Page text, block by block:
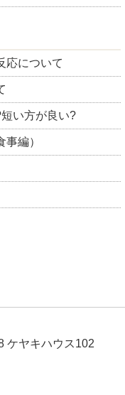
応について
い方が良い?
編）
ケヤキハウス102